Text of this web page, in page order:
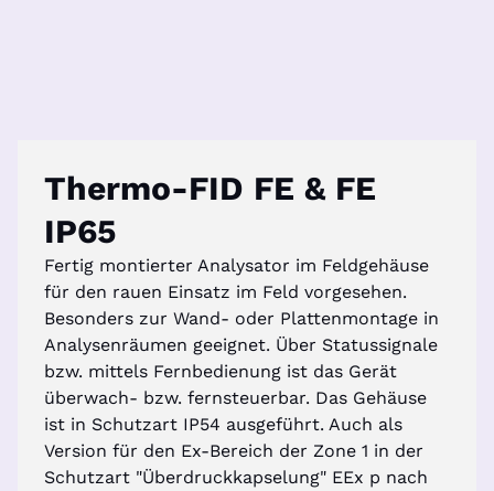
Thermo-FID FE & FE
IP65
Fertig montierter Analysator im Feldgehäuse
für den rauen Einsatz im Feld vorgesehen.
Besonders zur Wand- oder Plattenmontage in
Analysenräumen geeignet. Über Statussignale
bzw. mittels Fernbedienung ist das Gerät
überwach- bzw. fernsteuerbar. Das Gehäuse
ist in Schutzart IP54 ausgeführt. Auch als
Version für den Ex-Bereich der Zone 1 in der
Schutzart "Überdruckkapselung" EEx p nach